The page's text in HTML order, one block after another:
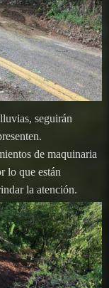
seguirán
de maquinaria
lo que están
la atención.